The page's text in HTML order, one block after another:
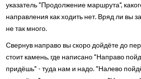
указатель "Продолжение маршрута",
направления как ходить нет. Вряд ли вы
не так много.
Свернув направо вы скоро дойдёте до
стоит камень, где написано "Направо
придёшь" - туда нам и надо. "Налево